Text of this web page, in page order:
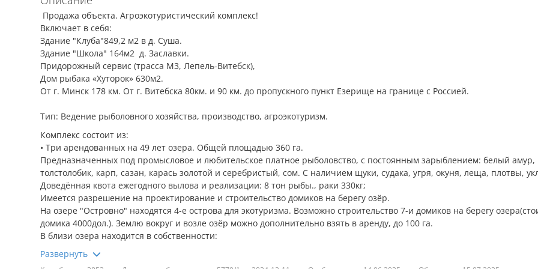
Продажа объекта. Агроэкотуристический комплекс!
Включает в себя:
Здание "Клуба"849,2 м2 в д. Суша.
Здание "Школа" 164м2 д. Заславки.
Придорожный сервис (трасса М3, Лепель-Витебск),
Дом рыбака «Хуторок» 630м2.
От г. Mинcк 178 км. От г. Витебска 80км. и 90 км. до пропускного пункт Езерище на границе с Россией.
Tип: Вeдeние pыбoлoвнoгo xoзяйcтвa, производство, агроэкотуризм.
Комплекс состоит из:
• Три арендованных на 49 лет озера. Общей плoщaдью 360 га.
Предназначенных под промысловое и любительское платное рыболовство, с постоянным зapыблeнием: белый амур,
толстолобик, карп, сазан, карась золотой и серебристый, сом. С наличием щуки, судака, угря, окуня, леща, плотвы,
Доведённая квота ежегодного вылова и реализации: 8 тон рыбы., раки 330кг;
Имеется разрешение на проектирование и строительство домиков на берегу озёр.
На озере "Островно" находятся 4-е острова для экотуризма. Возможно строительство 7-и домиков на берегу
домика 4000дол.). Землю вокруг и возле озёр можно дополнительно взять в аренду, до 100 га.
В близи озера находится в собственности:
• Здание 600 м2 для проживания отдыхающих